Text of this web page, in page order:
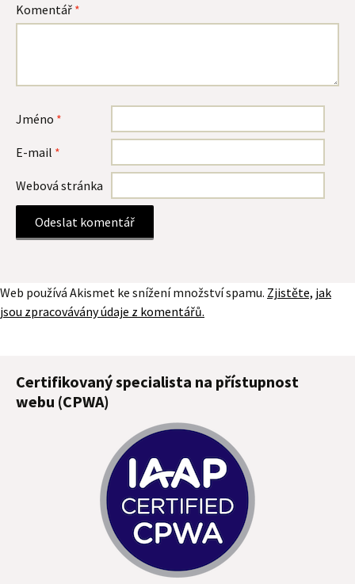
Komentář *
Jméno *
E-mail *
Webová stránka
Web používá Akismet ke snížení množství spamu. Zjistěte, jak
jsou zpracovávány údaje z komentářů.
Certifikovaný specialista na přístupnost
webu (CPWA)